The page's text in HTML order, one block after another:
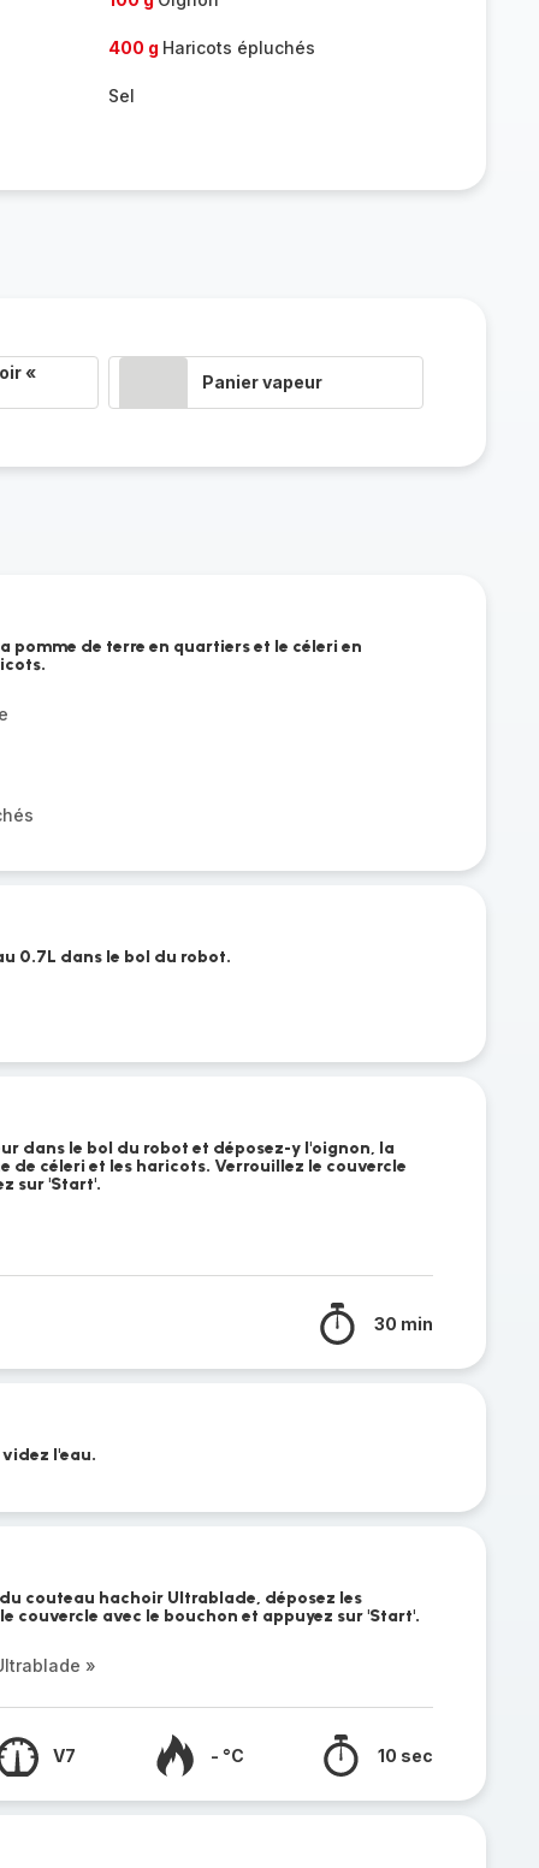
400 g Haricots épluchés
Sel
«
Panier vapeur
pomme de terre en quartiers et le céleri en
0.7L dans le bol du robot.
dans le bol du robot et déposez-y l'oignon, la
de céleri et les haricots. Verrouillez le couvercle
sur 'Start'.
30 min
l'eau.
couteau hachoir Ultrablade, déposez les
couvercle avec le bouchon et appuyez sur 'Start'.
»
V7 - °C 10 sec